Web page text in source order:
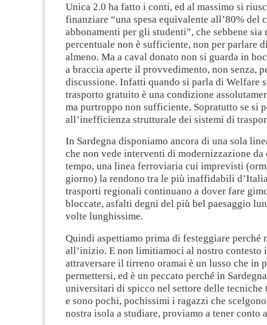
Unica 2.0 ha fatto i conti, ed al massimo si
finanziare “una spesa equivalente all’80% del
abbonamenti per gli studenti”, che sebbene sia
percentuale non è sufficiente, non per parlare
almeno. Ma a caval donato non si guarda in
a braccia aperte il provvedimento, non senza,
discussione. Infatti quando si parla di Welfare
trasporto gratuito è una condizione
ma purtroppo non sufficiente, Sopratutto se si
all’inefficienza strutturale dei sistemi di
In Sardegna disponiamo ancora di una sola
che non vede interventi di modernizzazione da
tempo, una linea ferroviaria cui imprevisti
giorno) la rendono tra le più inaffidabili
trasporti regionali continuano a dover fare
bloccate, asfalti degni del più bel paesaggio
volte lunghissime.
Quindi aspettiamo prima di festeggiare perché
all’inizio. E non limitiamoci al nostro contesto
attraversare il tirreno oramai è un lusso che in
permettersi, ed è un peccato perché in
universitari di spicco nel settore delle tecniche
e sono pochi, pochissimi i ragazzi che
nostra isola a studiare, proviamo a tener conto